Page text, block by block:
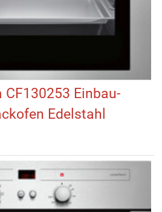
Einbau-
Edelstahl